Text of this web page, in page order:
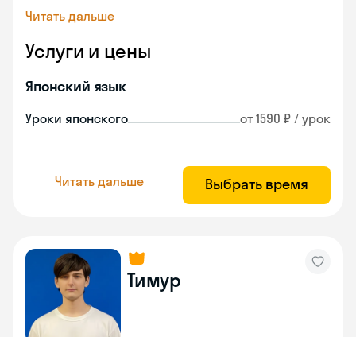
Читать дальше
Услуги и цены
Японский язык
Уроки японского от 1590 ₽ / урок
Читать дальше Выбрать время
Тимур